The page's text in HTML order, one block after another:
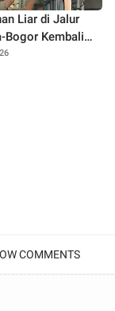
Liar di Jalur
Bogor Kembali
Satpol PP Depok
COMMENTS